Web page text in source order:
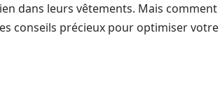
dans leurs vêtements. Mais comment
conseils précieux pour optimiser votre